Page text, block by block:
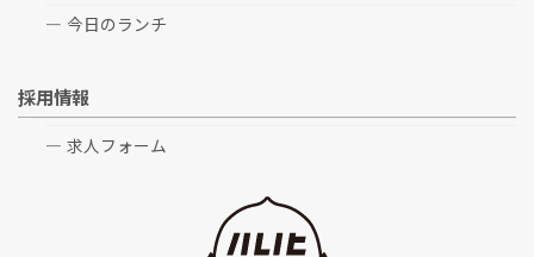
今日のランチ
採用情報
求人フォーム